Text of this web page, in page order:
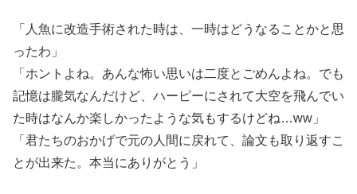
「人魚に改造手術された時は、一時はどうなることかと思
ったわ」
「ホントよね。あんな怖い思いは二度とごめんよね。でも
記憶は朧気なんだけど、ハーピーにされて大空を飛んでい
た時はなんか楽しかったような気もするけどね…ww」
「君たちのおかげで元の人間に戻れて、論文も取り返すこ
とが出来た。本当にありがとう」